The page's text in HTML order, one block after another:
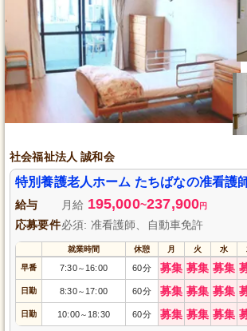
社会福祉法人 誠和会
特別養護老人ホーム たちばなの准看護
給与 月給 195,000~237,900円
応募要件必須: 准看護師、自動車免許
就業時間 休憩 月 火 水
早番 7:30～ 16:00 60分 募集 募集 募集
日勤 8:30～ 17:00 60分 募集 募集 募集
日勤 10:00～ 18:30 60分 募集 募集 募集